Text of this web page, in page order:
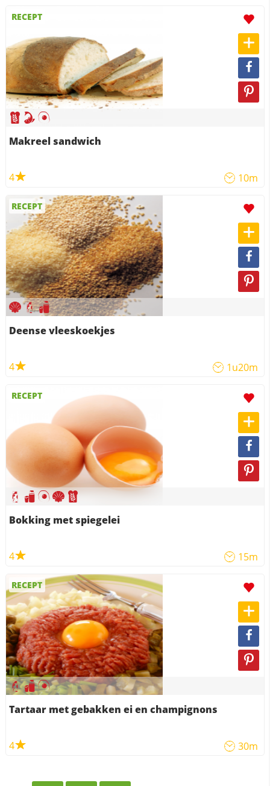
RECEPT
Makreel sandwich
4 10m
RECEPT
Deense vleeskoekjes
4 1u20m
RECEPT
Bokking met spiegelei
4 15m
RECEPT
Tartaar met gebakken ei en champignons
4 30m